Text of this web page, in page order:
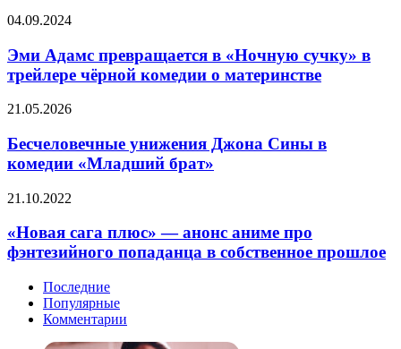
постеры,
и
синопсис
новой
попытки
в
аниме
Эми
превращается
в
«Ночную
в
чёрной
комедии
материнстве
04.09.2024
Эми Адамс превращается в «Ночную сучку» в
трейлере чёрной комедии о материнстве
Бесчеловечные
Джона
Сины
в
«Младший
21.05.2026
Бесчеловечные унижения Джона Сины в
комедии «Младший брат»
«Новая
плюс»
—
анонс
фэнтезийного
попаданца
21.10.2022
«Новая сага плюс» — анонс аниме про
фэнтезийного попаданца в собственное прошлое
Последние
Популярные
Комментарии